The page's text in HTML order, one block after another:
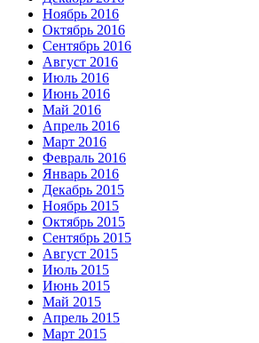
Ноябрь 2016
Октябрь 2016
Сентябрь 2016
Август 2016
Июль 2016
Июнь 2016
Май 2016
Апрель 2016
Март 2016
Февраль 2016
Январь 2016
Декабрь 2015
Ноябрь 2015
Октябрь 2015
Сентябрь 2015
Август 2015
Июль 2015
Июнь 2015
Май 2015
Апрель 2015
Март 2015